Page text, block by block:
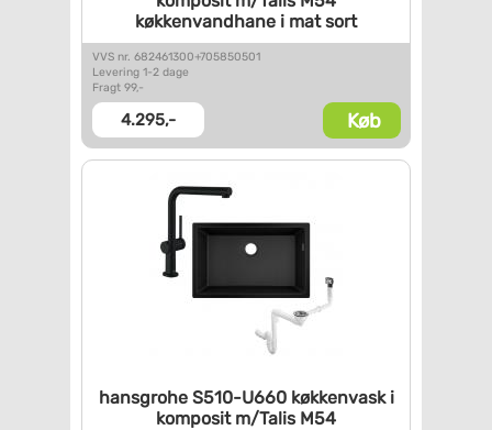
køkkenvandhane i mat sort
VVS nr. 682461300+705850501
Levering 1-2 dage
Fragt 99,-
4.295,- Køb
hansgrohe S510-U660 køkkenvaski
komposit m/Talis M54